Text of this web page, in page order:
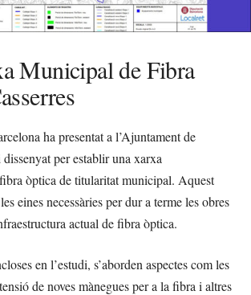
Municipal de Fibra
ha presentat a l’Ajuntament de
dissenyat per establir una xarxa
òptica de titularitat municipal. Aquest
eines necessàries per dur a terme les obres
actual de fibra òptica.
en l’estudi, s’aborden aspectes com les
de noves mànegues per a la fibra i altres